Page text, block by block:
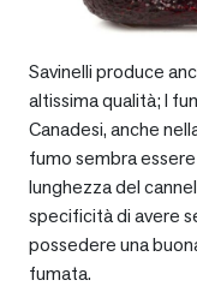
Savinelli produce
altissima qualità; I
Canadesi, anche
fumo sembra
lunghezza del
specificità di avere
possedere una
fumata.